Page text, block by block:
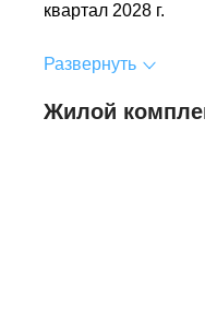
квартал 2028 г.
Развернуть
Жилой